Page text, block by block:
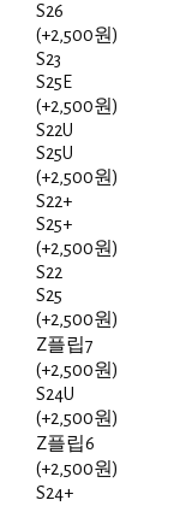
S26
(+2,500원)
S23
S25E
(+2,500원)
S22U
S25U
(+2,500원)
S22+
S25+
(+2,500원)
S22
S25
(+2,500원)
Z플립7
(+2,500원)
S24U
(+2,500원)
Z플립6
(+2,500원)
S24+